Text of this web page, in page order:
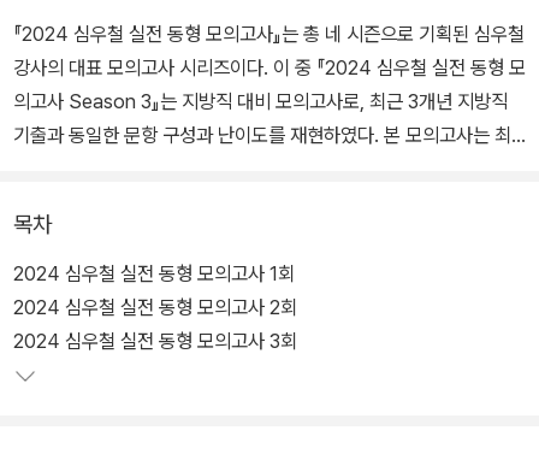
『2024 심우철 실전 동형 모의고사』는 총 네 시즌으로 기획된 심우철
강사의 대표 모의고사 시리즈이다. 이 중 『2024 심우철 실전 동형 모
의고사 Season 3』는 지방직 대비 모의고사로, 최근 3개년 지방직
기출과 동일한 문항 구성과 난이도를 재현하였다. 본 모의고사는 최
과 오답 해설까지 담아 수험생의 편의를 돕고자 하였다. 또한 본 모의
고사에 출제된 핵심 어휘, 구문, 문법에 대한 복습용 워크북도 함께 제
공한다. 이를 통해 수험생은 자신의 실력을 점검하고 주요 출제 포인
트를 복습하면서 문제 풀이에서 한 단계 더 나아간 학습을 할 수 있다.
『2024 심우철 실전 동형 모의고사』를 통해 수험생은 마무리 점검과
목차
2024 심우철 실전 동형 모의고사 1회
2024 심우철 실전 동형 모의고사 2회
2024 심우철 실전 동형 모의고사 3회